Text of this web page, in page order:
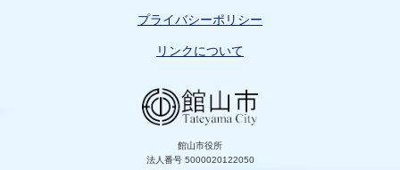
館山市役所
法人番号 5000020122050
プライバシーポリシー
リンクについて